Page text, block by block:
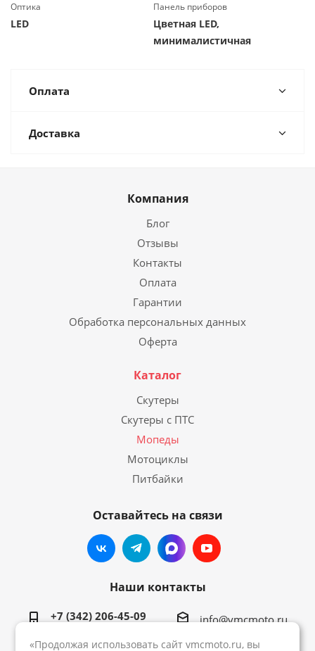
Оптика
LED
Панель приборов
Цветная LED,
минималистичная
Оплата
Доставка
Компания
Блог
Отзывы
Контакты
Оплата
Гарантии
Обработка персональных данных
Оферта
Каталог
Скутеры
Скутеры с ПТС
Мопеды
Мотоциклы
Питбайки
Оставайтесь на связи
Наши контакты
+7 (342) 206-45-09 info@vmcmoto.ru
«Продолжая использовать сайт vmcmoto.ru, вы